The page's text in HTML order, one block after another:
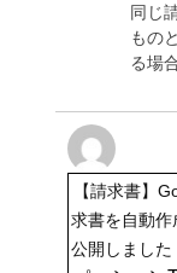
同じ
もの
る場
【請求書】
求書を自動作
公開しました